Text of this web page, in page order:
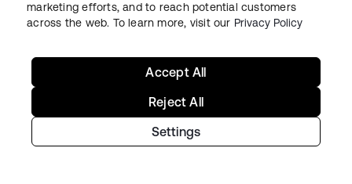
は、お気軽にお問い合わせくださ
今すぐ始める新しいタブで開く
marketing efforts, and to reach potential customers
across the web. To learn more, visit our Privacy Policy
Settings
Reject All
Accept All